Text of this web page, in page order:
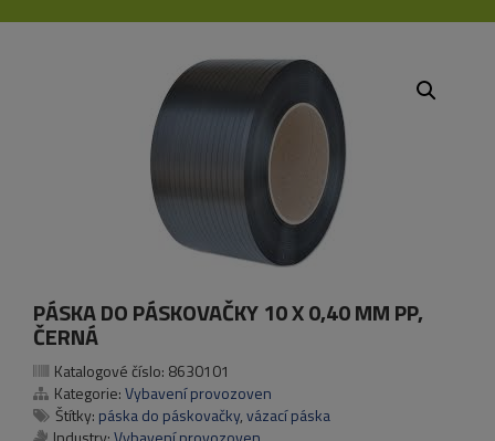
PÁSKA DO PÁSKOVAČKY 10 X 0,40 MM PP,
ČERNÁ
Katalogové číslo: 8630101
Kategorie:Vybavení provozoven
Štítky: páska do páskovačky,vázací páska